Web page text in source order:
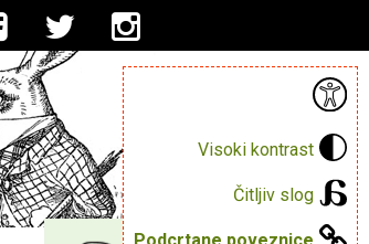
Visoki kontrast
Čitljiv slog
Podcrtane poveznice